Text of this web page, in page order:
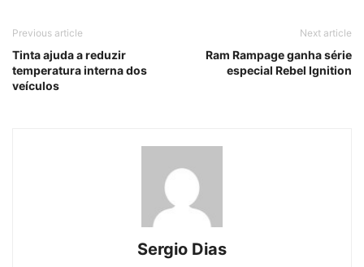
Previous article
Tinta ajuda a reduzir
temperatura interna dos
veículos
Next article
Ram Rampage ganha série
especial Rebel Ignition
Sergio Dias